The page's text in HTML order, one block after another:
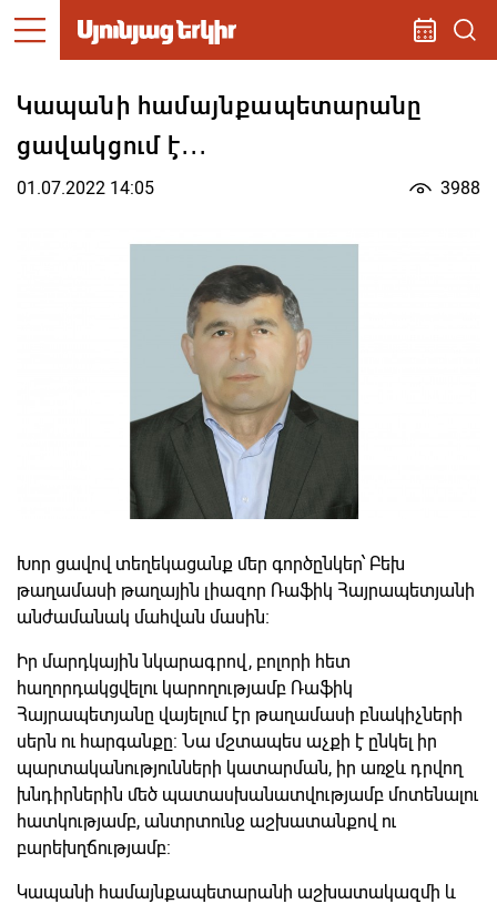
Կապանի համայնքապետարանը
ցավակցում է․․․
01.07.2022 14:05 3988
Խոր ցավով տեղեկացանք մեր գործընկեր՝ Բեխ
թաղամասի թաղային լիազոր Ռաֆիկ Հայրապետյանի
անժամանակ մահվան մասին։
Իր մարդկային նկարագրով, բոլորի հետ
հաղորդակցվելու կարողությամբ Ռաֆիկ
Հայրապետյանը վայելում էր թաղամասի բնակիչների
սերն ու հարգանքը: Նա մշտապես աչքի է ընկել իր
պարտականությունների կատարման, իր առջև դրվող
խնդիրներին մեծ պատասխանատվությամբ մոտենալու
հատկությամբ, անտրտունջ աշխատանքով ու
բարեխղճությամբ:
Կապանի համայնքապետարանի աշխատակազմի և